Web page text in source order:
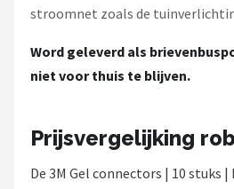
stroomnet zoals de
Word geleverd als
niet voor thuis te blijven.
Prijsvergelijking
De 3M Gel connectors | 10 stuks |